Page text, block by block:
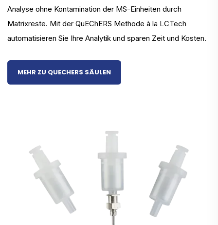
Analyse ohne Kontamination der MS-Einheiten durch
Matrixreste. Mit der QuEChERS Methode à la LCTech
automatisieren Sie Ihre Analytik und sparen Zeit und Kosten.
MEHR ZU QUECHERS SÄULEN